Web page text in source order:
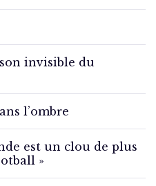
invisible du
l’ombre
est un clou de plus
»